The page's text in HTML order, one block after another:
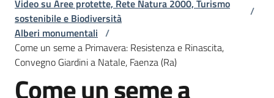
Aree
Protette
Video su Aree protette, Rete Natura 2000, Turismo
sostenibile e Biodiversità
/
Alberi monumentali /
Come un seme a Primavera: Resistenza e Rinascita,
Convegno Giardini a Natale, Faenza (Ra)
Come un seme a